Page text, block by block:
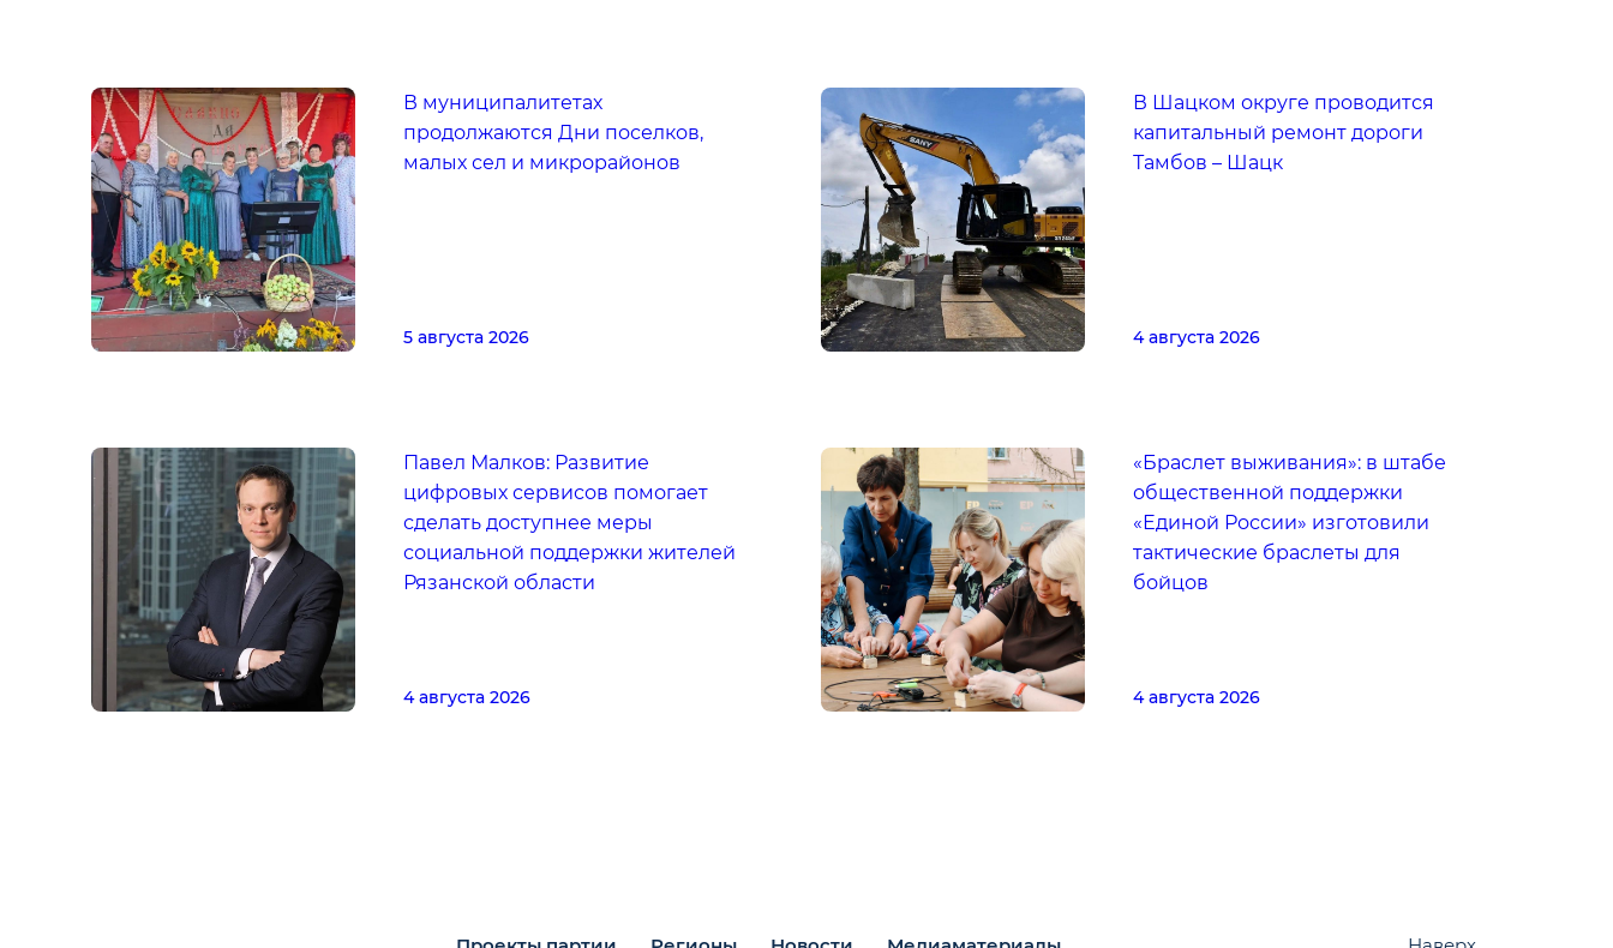
В муниципалитетах
продолжаются Дни поселков,
малых сел и микрорайонов
5 августа 2026
Павел Малков: Развитие
цифровых сервисов помогает
сделать доступнее меры
социальной поддержки жителей
Рязанской области
4 августа 2026
В Шацком округе проводится
капитальный ремонт дороги
Тамбов – Шацк
4 августа 2026
«Браслет выживания»: в штабе
общественной поддержки
«Единой России» изготовили
тактические браслеты для
бойцов
4 августа 2026